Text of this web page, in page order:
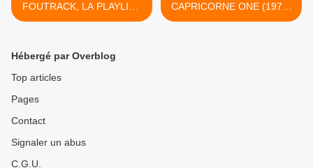
FOUTRACK, LA PLAYLIST
DE L'ENFER #6 - GIALLO
CAPRICORNE ONE (1977)
>
Hébergé par Overblog
Top articles
Pages
Contact
Signaler un abus
C.G.U.